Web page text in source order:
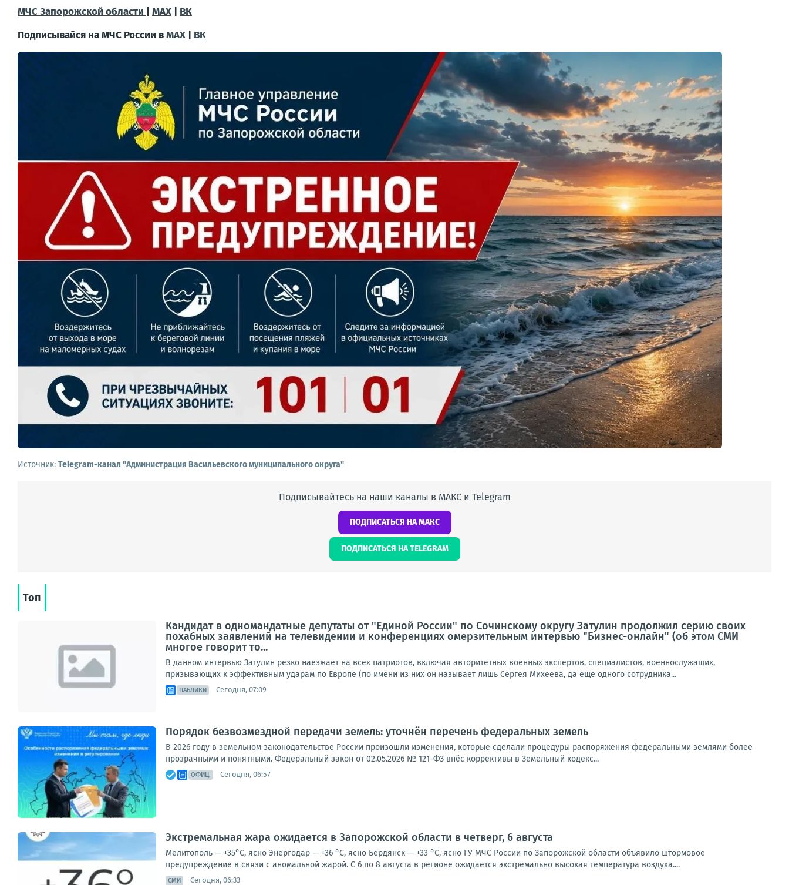
МЧС Запорожской области
MAX
ВК
Подписывайся на МЧС России вMAX ВК
Источник: Telegram-канал "Администрация Васильевского муниципального округа"
Подписывайтесь на наши каналы в МАКС и Telegram
ПОДПИСАТЬСЯ НА МАКС
ПОДПИСАТЬСЯ НА TELEGRAM
Топ
Кандидат в одномандатные депутаты от "Единой России" по Сочинскому округу Затулин продолжил серию своих
похабных заявлений на телевидении и конференциях омерзительным интервью "Бизнес-онлайн" (об этом СМИ
многое говорит то...
В данном интервью Затулин резко наезжает на всех патриотов, включая авторитетных военных экспертов, специалистов, военнослужащих,
призывающих к эффективным ударам по Европе (по имени из них он называет лишь Сергея Михеева, да ещё одного сотрудника...
ПАБЛИКИ Сегодня, 07:09
Порядок безвозмездной передачи земель: уточнён перечень федеральных земель
В 2026 году в земельном законодательстве России произошли изменения, которые сделали процедуры распоряжения федеральными землями более
прозрачными и понятными. Федеральный закон от 02.05.2026 № 121-ФЗ внёс коррективы в Земельный кодекс...
ОФИЦ. Сегодня, 06:57
Экстремальная жара ожидается в Запорожской области в четверг, 6 августа
Мелитополь — +35°С, ясно Энергодар — +36 °С, ясно Бердянск — +33 °С, ясно ГУ МЧС России по Запорожской области объявило штормовое
предупреждение в связи с аномальной жарой. С 6 по 8 августа в регионе ожидается экстремально высокая температура воздуха....
СМИ Сегодня, 06:33